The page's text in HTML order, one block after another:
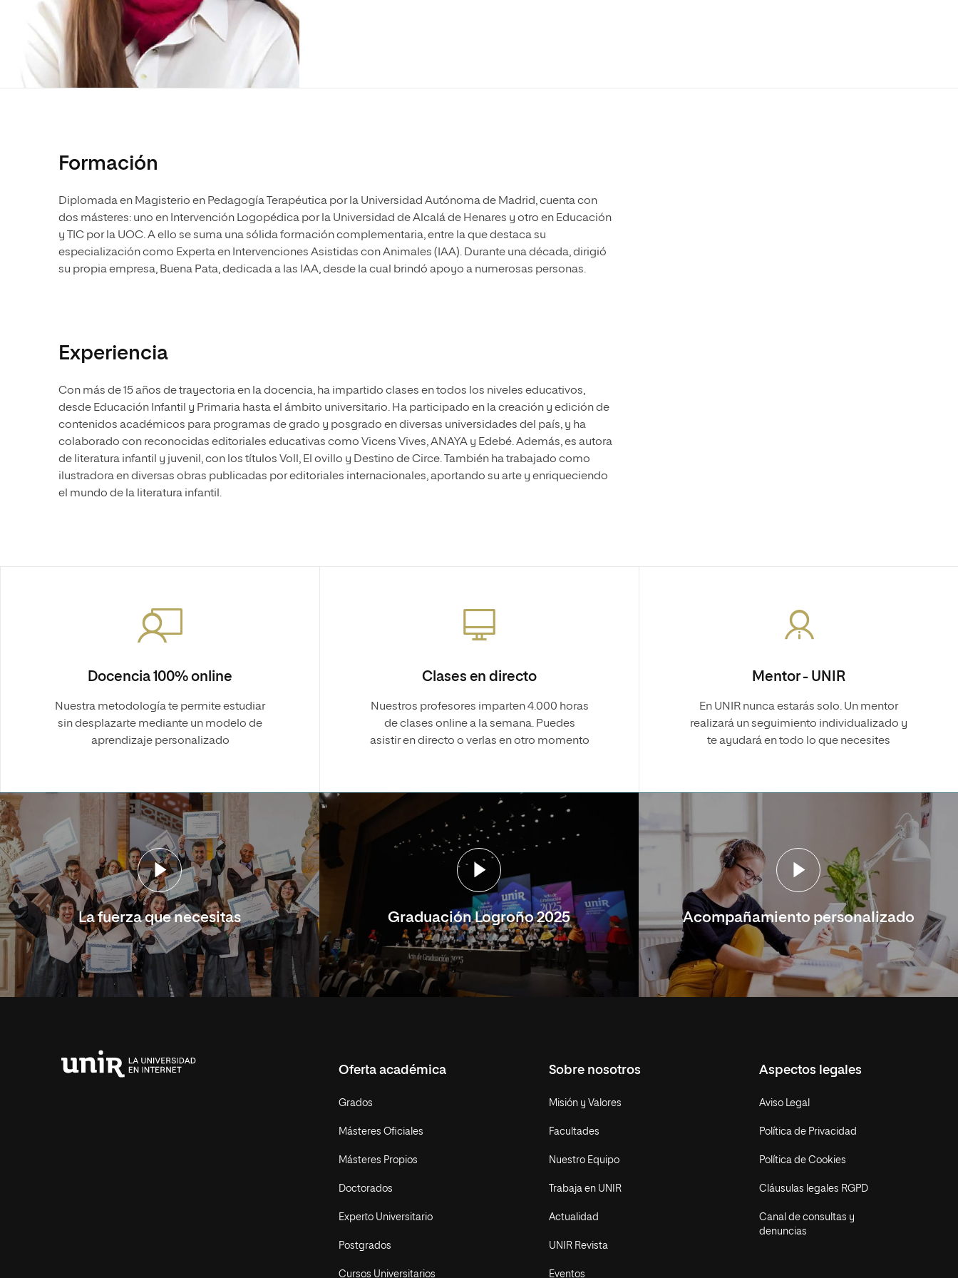
Ciencias Políticas y Relaciones
Internacionales
Diseño
Ciencias de la Salud
Ciencias Sociales
Humanidades
Ingeniería y Tecnología
Diseño
Ciencias de la Salud
Ciencias Sociales
Oficina de Movilidad
Internacional
Escuela de Humanidades
Normas de Organización y
Funcionamiento
Formación
Diplomada en Magisterio en Pedagogía Terapéutica por la Universidad Autónoma de Madrid, cuenta con
dos másteres: uno en Intervención Logopédica por la Universidad de Alcalá de Henares y otro en Educación
y TIC por la UOC. A ello se suma una sólida formación complementaria, entre la que destaca su
especialización como Experta en Intervenciones Asistidas con Animales (IAA). Durante una década, dirigió
su propia empresa, Buena Pata, dedicada a las IAA, desde la cual brindó apoyo a numerosas personas.
Experiencia
Con más de 15 años de trayectoria en la docencia, ha impartido clases en todos los niveles educativos,
desde Educación Infantil y Primaria hasta el ámbito universitario. Ha participado en la creación y edición de
contenidos académicos para programas de grado y posgrado en diversas universidades del país, y ha
colaborado con reconocidas editoriales educativas como Vicens Vives, ANAYA y Edebé. Además, es autora
de literatura infantil y juvenil, con los títulos Voll, El ovillo y Destino de Circe. También ha trabajado como
ilustradora en diversas obras publicadas por editoriales internacionales, aportando su arte y enriqueciendo
el mundo de la literatura infantil.
Docencia 100% online
Nuestra metodología te permite estudiar
sin desplazarte mediante un modelo de
aprendizaje personalizado
Clases en directo
Nuestros profesores imparten 4.000 horas
de clases online a la semana. Puedes
asistir en directo o verlas en otro momento
Mentor - UNIR
En UNIR nunca estarás solo. Un mentor
realizará un seguimiento individualizado y
te ayudará en todo lo que necesites
La fuerza que necesitas Graduación Logroño 2025 Acompañamiento personalizado
Oferta académica
Grados
Másteres Oficiales
Másteres Propios
Doctorados
Experto Universitario
Postgrados
Cursos Universitarios
Sobre nosotros
Misión y Valores
Facultades
Nuestro Equipo
Trabaja en UNIR
Actualidad
UNIR Revista
Eventos
Aspectos legales
Aviso Legal
Política de Privacidad
Política de Cookies
Cláusulas legales RGPD
Canal de consultas y
denuncias